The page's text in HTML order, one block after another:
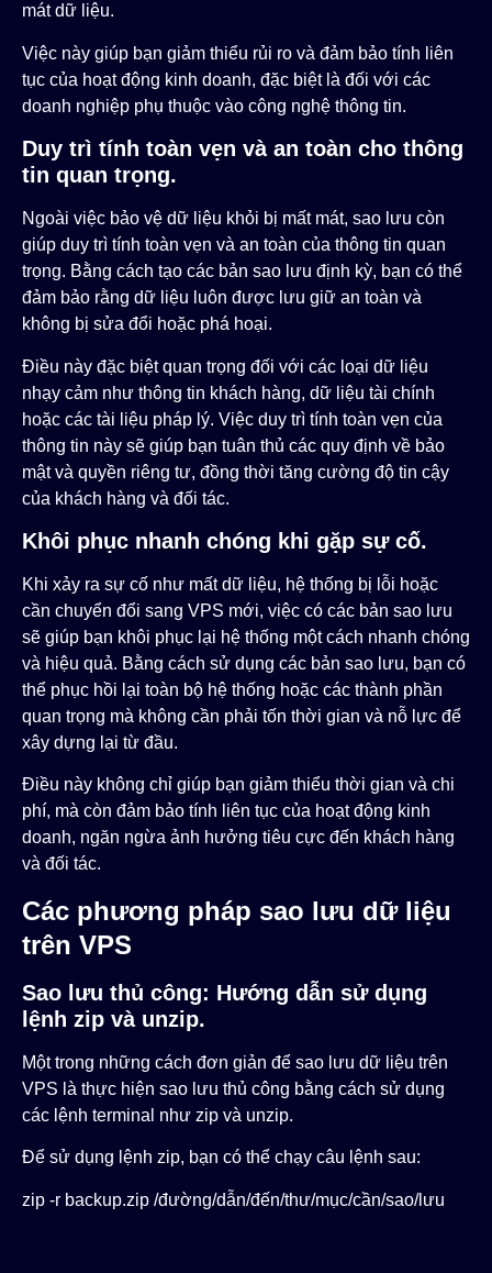
mát dữ liệu.
Việc này giúp bạn giảm thiểu rủi ro và đảm bảo tính liên
tục của hoạt động kinh doanh, đặc biệt là đối với các
doanh nghiệp phụ thuộc vào công nghệ thông tin.
Duy trì tính toàn vẹn và an toàn cho thông
tin quan trọng.
Ngoài việc bảo vệ dữ liệu khỏi bị mất mát, sao lưu còn
giúp duy trì tính toàn vẹn và an toàn của thông tin quan
trọng. Bằng cách tạo các bản sao lưu định kỳ, bạn có thể
đảm bảo rằng dữ liệu luôn được lưu giữ an toàn và
không bị sửa đổi hoặc phá hoại.
Điều này đặc biệt quan trọng đối với các loại dữ liệu
nhạy cảm như thông tin khách hàng, dữ liệu tài chính
hoặc các tài liệu pháp lý. Việc duy trì tính toàn vẹn của
thông tin này sẽ giúp bạn tuân thủ các quy định về bảo
mật và quyền riêng tư, đồng thời tăng cường độ tin cậy
của khách hàng và đối tác.
Khôi phục nhanh chóng khi gặp sự cố.
Khi xảy ra sự cố như mất dữ liệu, hệ thống bị lỗi hoặc
cần chuyển đổi sang VPS mới, việc có các bản sao lưu
sẽ giúp bạn khôi phục lại hệ thống một cách nhanh chóng
và hiệu quả. Bằng cách sử dụng các bản sao lưu, bạn có
thể phục hồi lại toàn bộ hệ thống hoặc các thành phần
quan trọng mà không cần phải tốn thời gian và nỗ lực để
xây dựng lại từ đầu.
Điều này không chỉ giúp bạn giảm thiểu thời gian và chi
phí, mà còn đảm bảo tính liên tục của hoạt động kinh
doanh, ngăn ngừa ảnh hưởng tiêu cực đến khách hàng
và đối tác.
Các phương pháp sao lưu dữ liệu
trên VPS
Sao lưu thủ công: Hướng dẫn sử dụng
lệnh zip và unzip.
Một trong những cách đơn giản để sao lưu dữ liệu trên
VPS là thực hiện sao lưu thủ công bằng cách sử dụng
các lệnh terminal như zip và unzip.
Để sử dụng lệnh zip, bạn có thể chạy câu lệnh sau:
zip -r backup.zip /đường/dẫn/đến/thư/mục/cần/sao/lưu